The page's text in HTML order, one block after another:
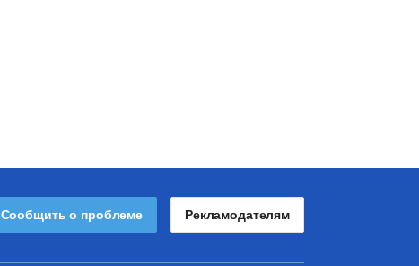
Сообщить о проблеме Рекламодателям